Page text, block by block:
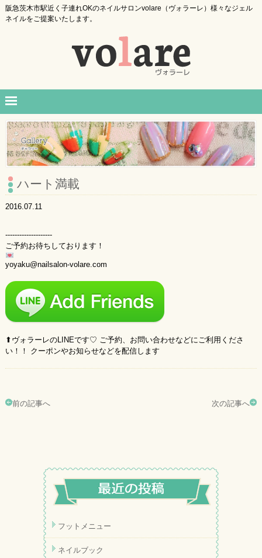
阪急茨木市駅近く子連れOKのネイルサロンvolare（ヴォラーレ）様々なジェル
ネイルをご提案いたします。
ハート満載
2016.07.11
--------------------
ご予約お待ちしております！
yoyaku@nailsalon-volare.com
⬆︎ヴォラーレのLINEです♡ ご予約、お問い合わせなどにご利用くださ
い！！ クーポンやお知らせなどを配信します
前の記事へ 次の記事へ
フットメニュー
ネイルブック